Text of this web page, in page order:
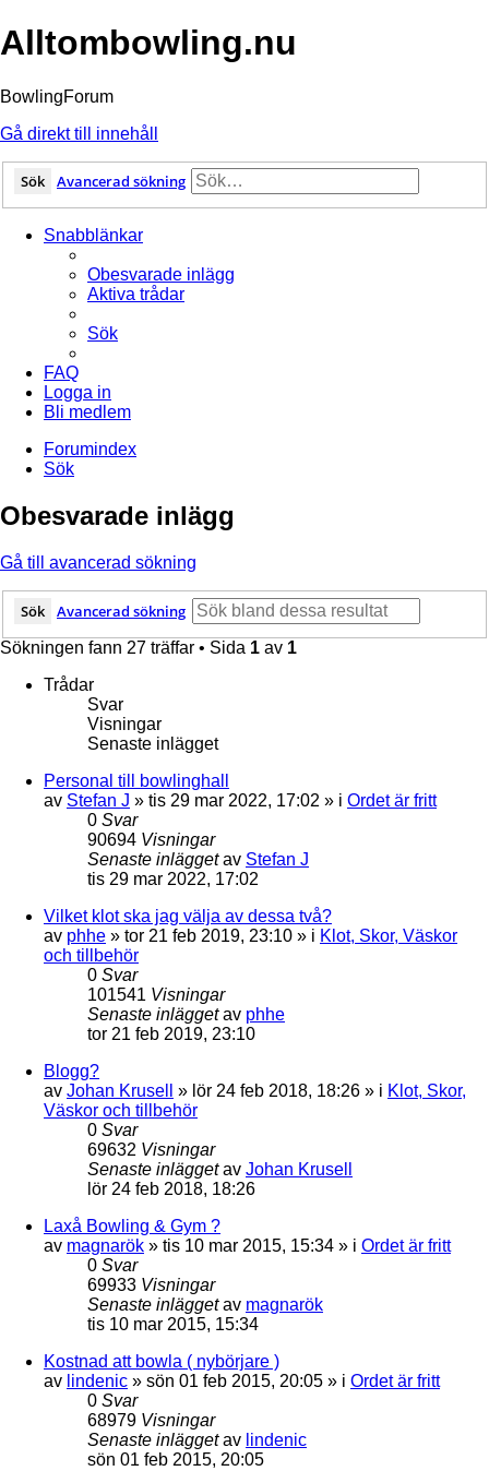
Alltombowling.nu
BowlingForum
Gå direkt till innehåll
Sök Avancerad sökning
Snabblänkar
Obesvarade inlägg
Aktiva trådar
Sök
FAQ
Logga in
Bli medlem
Forumindex
Sök
Obesvarade inlägg
Gå till avancerad sökning
Sök Avancerad sökning
Sökningen fann 27 träffar • Sida 1 av 1
Trådar
Svar
Visningar
Senaste inlägget
Personal till bowlinghall
av Stefan J » tis 29 mar 2022, 17:02 » i Ordet är fritt
0 Svar
90694 Visningar
Senaste inläggetav Stefan J
tis 29 mar 2022, 17:02
Vilket klot ska jag välja av dessa två?
av phhe » tor 21 feb 2019, 23:10 » i Klot, Skor, Väskor
och tillbehör
0 Svar
101541 Visningar
Senaste inläggetav phhe
tor 21 feb 2019, 23:10
Blogg?
av Johan Krusell » lör 24 feb 2018, 18:26 » i Klot, Skor,
Väskor och tillbehör
0 Svar
69632 Visningar
Senaste inläggetav Johan Krusell
lör 24 feb 2018, 18:26
Laxå Bowling & Gym ?
av magnarök » tis 10 mar 2015, 15:34 » i Ordet är fritt
0 Svar
69933 Visningar
Senaste inläggetav magnarök
tis 10 mar 2015, 15:34
Kostnad att bowla ( nybörjare )
av lindenic » sön 01 feb 2015, 20:05 » i Ordet är fritt
0 Svar
68979 Visningar
Senaste inläggetav lindenic
sön 01 feb 2015, 20:05